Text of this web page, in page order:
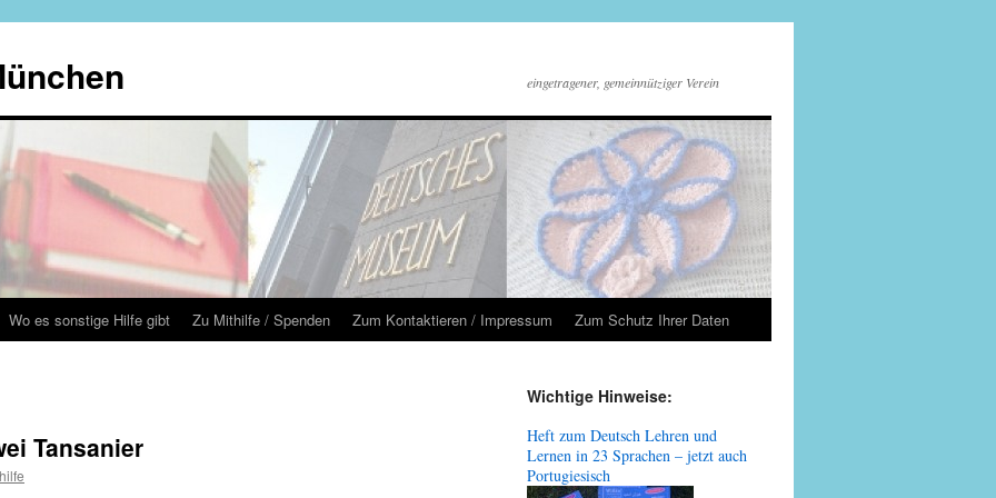
eingetragener, gemeinnütziger Verein
Wo es sonstige Hilfe gibt Zu Mithilfe / Spenden Zum Kontaktieren / Impressum Zum Schutz Ihrer Daten
Tansanier
Wichtige Hinweise:
Heft zum Deutsch Lehren und
Lernen in 23 Sprachen – jetzt auch
Portugiesisch